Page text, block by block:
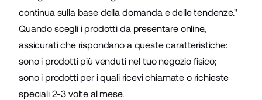
continua sulla base della domanda e delle tendenze."
Quando scegli i prodotti da presentare online,
assicurati che rispondano a queste caratteristiche:
sono i prodotti più venduti nel tuo negozio fisico;
sono i prodotti per i quali ricevi chiamate o richieste
speciali 2-3 volte al mese.